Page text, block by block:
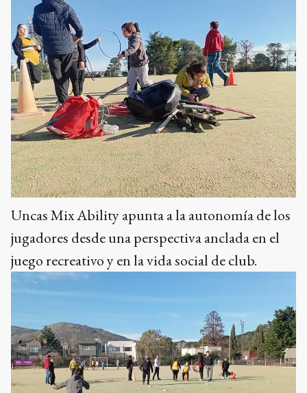
Uncas Mix Ability apunta a la autonomía de los
jugadores desde una perspectiva anclada en el
juego recreativo y en la vida social de club.